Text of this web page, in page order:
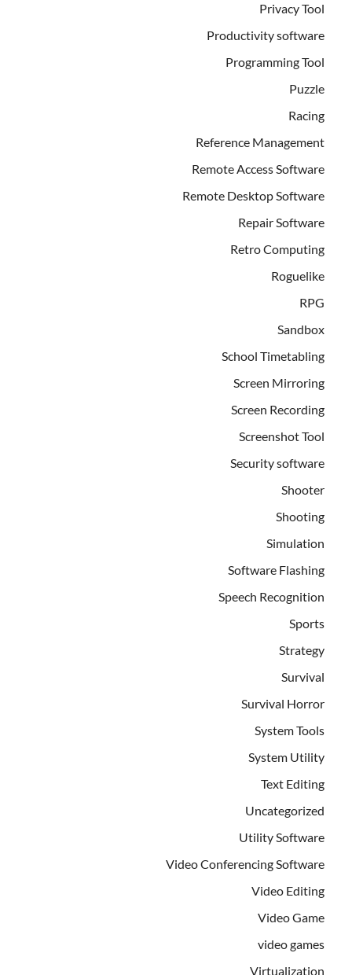
Privacy Tool
Productivity software
Programming Tool
Puzzle
Racing
Reference Management
Remote Access Software
Remote Desktop Software
Repair Software
Retro Computing
Roguelike
RPG
Sandbox
School Timetabling
Screen Mirroring
Screen Recording
Screenshot Tool
Security software
Shooter
Shooting
Simulation
Software Flashing
Speech Recognition
Sports
Strategy
Survival
Survival Horror
System Tools
System Utility
Text Editing
Uncategorized
Utility Software
Video Conferencing Software
Video Editing
Video Game
video games
Virtualization